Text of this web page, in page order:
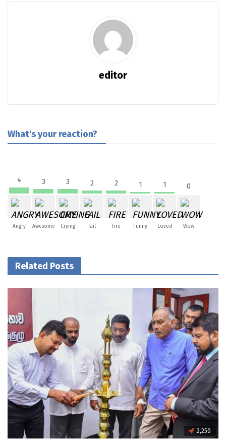
editor
What's your reaction?
4
Angry
3
Awesome
3
Crying
2
Fail
2
Fire
1
Funny
1
Loved
0
Wow
Related Posts
2,250